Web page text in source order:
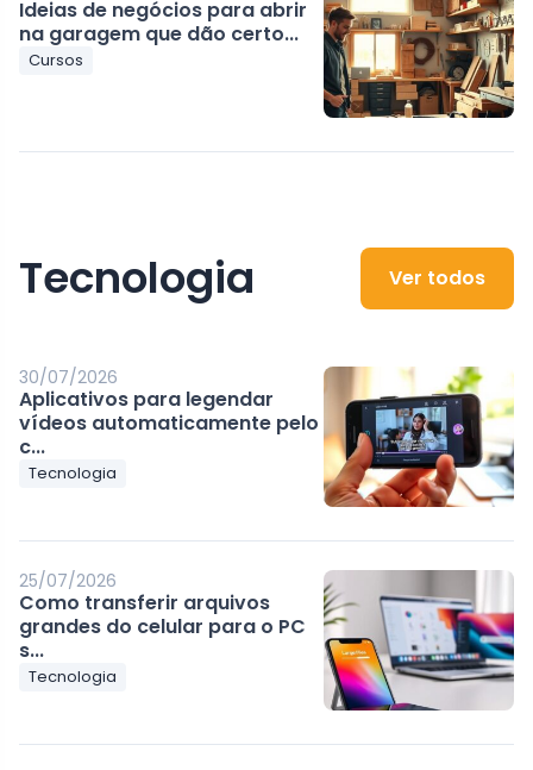
Ideias de negócios para abrir
na garagem que dão certo...
Cursos
Tecnologia Ver todos
30/07/2026
Aplicativos para legendar
vídeos automaticamente pelo
c...
Tecnologia
25/07/2026
Como transferir arquivos
grandes do celular para o PC
s...
Tecnologia